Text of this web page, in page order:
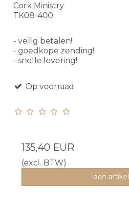
Cork Ministry
TK08-400
- veilig betalen!
- goedkope zending!
- snelle levering!
Op voorraad
135,40 EUR
(excl. BTW)
Toon artikel